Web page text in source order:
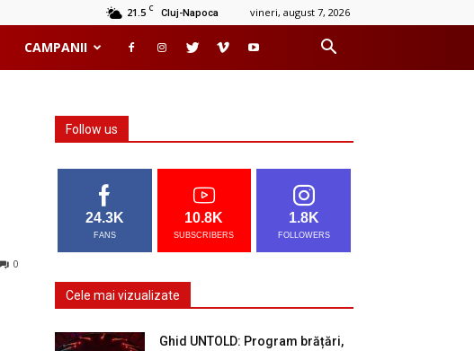
21.5 C Cluj-Napoca vineri, august 7, 2026
CAMPANII
0
Follow us
24.3K
FANS
10.8K
SUBSCRIBERS
1.8K
FOLLOWERS
Cele mai vizualizate
Ghid UNTOLD: Program brățări,